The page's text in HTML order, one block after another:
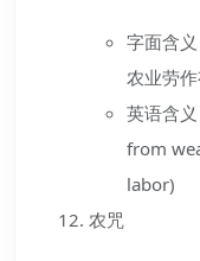
字面含
农业劳
英语含
from
labor)
农咒